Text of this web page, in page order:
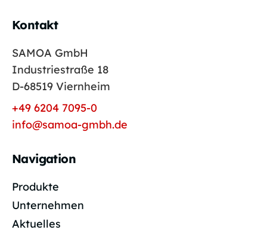
Kontakt
SAMOA GmbH
Industriestraße 18
D-68519 Viernheim
+49 6204 7095-0
info@samoa-gmbh.de
Navigation
Produkte
Unternehmen
Aktuelles